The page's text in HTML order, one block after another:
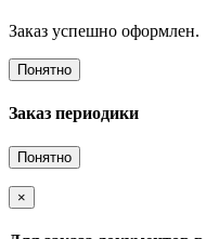
Заказ успешно оформлен.
Понятно
Заказ периодики
Понятно
×